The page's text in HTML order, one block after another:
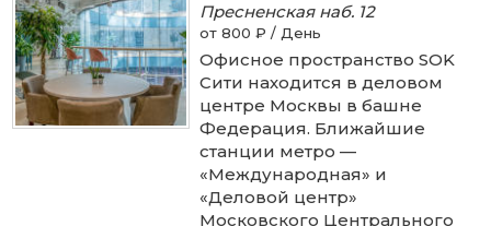
Пресненская наб. 12
от 800 ₽ / День
Офисное пространство SOK
Сити находится в деловом
центре Москвы в башне
Федерация. Ближайшие
станции метро —
«Международная» и
«Деловой центр»
Московского Центрального